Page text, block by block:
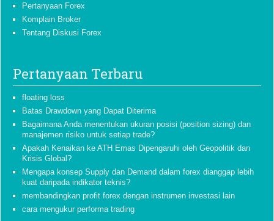
Pertanyaan Forex
Komplain Broker
Tentang Diskusi Forex
Pertanyaan Terbaru
floating loss
Batas Drawdown yang Dapat Diterima
Bagaimana Anda menentukan ukuran posisi (position sizing) dan
manajemen risiko untuk setiap trade?
Apakah Kenaikan ke ATH Emas Dipengaruhi oleh Geopolitik dan
Krisis Global?
Mengapa konsep Supply dan Demand dalam forex dianggap lebih
kuat daripada indikator teknis?
membandingkan profit forex dengan instrumen investasi lain
cara mengukur performa trading